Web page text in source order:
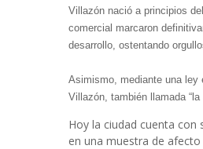
Villazón nació a principios
comercial marcaron
desarrollo, ostentando
Asimismo, mediante una ley
Villazón, también llamada
Hoy la ciudad cuenta
en una muestra de